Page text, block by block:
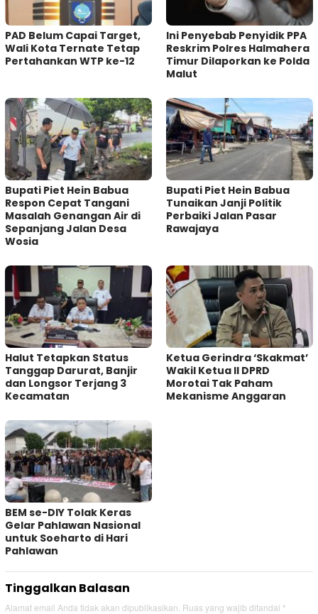
PAD Belum Capai Target,
Wali Kota Ternate Tetap
Pertahankan WTP ke-12
Ini Penyebab Penyidik PPA
Reskrim Polres Halmahera
Timur Dilaporkan ke Polda
Malut
Bupati Piet Hein Babua
Respon Cepat Tangani
Masalah Genangan Air di
Sepanjang Jalan Desa
Wosia
Bupati Piet Hein Babua
Tunaikan Janji Politik
Perbaiki Jalan Pasar
Rawajaya
Halut Tetapkan Status
Tanggap Darurat, Banjir
dan Longsor Terjang 3
Kecamatan
Ketua Gerindra ‘Skakmat’
Wakil Ketua II DPRD
Morotai Tak Paham
Mekanisme Anggaran
BEM se-DIY Tolak Keras
Gelar Pahlawan Nasional
untuk Soeharto di Hari
Pahlawan
Tinggalkan Balasan
Alamat email Anda tidak akan dipublikasikan. Ruas yang wajib ditandai *